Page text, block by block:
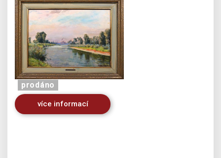
prodáno
více informací